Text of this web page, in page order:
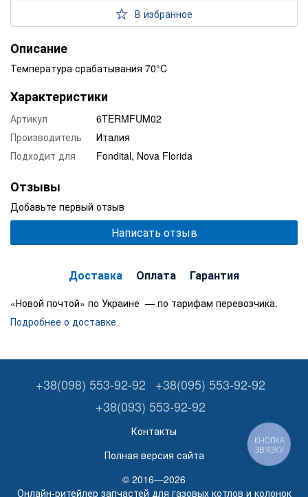
В избранное
Описание
Температура срабатывания 70°C
Характеристики
Артикул
6TERMFUM02
Производитель
Италия
Подходит для
Fondital, Nova Florida
Отзывы
Добавьте первый отзыв
Написать отзыв
Доставка Оплата Гарантия
«Новой почтой» по Украине — по тарифам перевозчика.
Подробнее о доставке
+38(098) 553-92-92
+38(095) 553-92-92
+38(093) 553-92-92
Контакты
Полная версия сайта
© 2016—2026
Онлайн-ритейлер запчастей для газовых котлов и колонок
КНОПКА
ЗВ'ЯЗКУ